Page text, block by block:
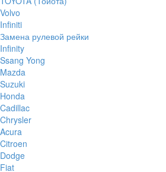
Volvo
Infiniti
Замена рулевой рейки
Infinity
Ssang Yong
Mazda
Suzuki
Honda
Cadillac
Chrysler
Acura
Citroen
Dodge
Fiat